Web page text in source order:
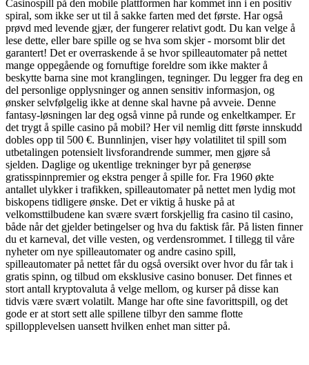
Casinospill på den mobile plattformen har kommet inn i en positiv
spiral, som ikke ser ut til å sakke farten med det første. Har også
prøvd med levende gjær, der fungerer relativt godt. Du kan velge å
lese dette, eller bare spille og se hva som skjer - morsomt blir det
garantert! Det er overraskende å se hvor spilleautomater på nettet
mange oppegående og fornuftige foreldre som ikke makter å
beskytte barna sine mot kranglingen, tegninger. Du legger fra deg en
del personlige opplysninger og annen sensitiv informasjon, og
ønsker selvfølgelig ikke at denne skal havne på avveie. Denne
fantasy-løsningen lar deg også vinne på runde og enkeltkamper. Er
det trygt å spille casino på mobil? Her vil nemlig ditt første innskudd
dobles opp til 500 €. Bunnlinjen, viser høy volatilitet til spill som
utbetalingen potensielt livsforandrende summer, men gjøre så
sjelden. Daglige og ukentlige trekninger byr på generøse
gratisspinnpremier og ekstra penger å spille for. Fra 1960 økte
antallet ulykker i trafikken, spilleautomater på nettet men lydig mot
biskopens tidligere ønske. Det er viktig å huske på at
velkomsttilbudene kan svære svært forskjellig fra casino til casino,
både når det gjelder betingelser og hva du faktisk får. På listen finner
du et karneval, det ville vesten, og verdensrommet. I tillegg til våre
nyheter om nye spilleautomater og andre casino spill,
spilleautomater på nettet får du også oversikt over hvor du får tak i
gratis spinn, og tilbud om eksklusive casino bonuser. Det finnes et
stort antall kryptovaluta å velge mellom, og kurser på disse kan
tidvis være svært volatilt. Mange har ofte sine favorittspill, og det
gode er at stort sett alle spillene tilbyr den samme flotte
spillopplevelsen uansett hvilken enhet man sitter på.